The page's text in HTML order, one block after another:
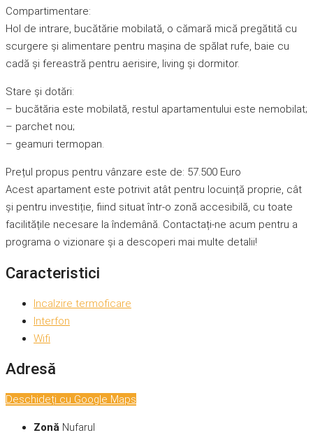
Compartimentare:
Hol de intrare, bucătărie mobilată, o cămară mică pregătită cu
scurgere și alimentare pentru mașina de spălat rufe, baie cu
cadă și fereastră pentru aerisire, living și dormitor.
Stare și dotări:
– bucătăria este mobilată, restul apartamentului este nemobilat;
– parchet nou;
– geamuri termopan.
Prețul propus pentru vânzare este de: 57.500 Euro
Acest apartament este potrivit atât pentru locuință proprie, cât
și pentru investiție, fiind situat într-o zonă accesibilă, cu toate
facilitățile necesare la îndemână. Contactați-ne acum pentru a
programa o vizionare și a descoperi mai multe detalii!
Caracteristici
Incalzire termoficare
Interfon
Wifi
Adresă
Deschideți cu Google Maps
Zonă Nufarul